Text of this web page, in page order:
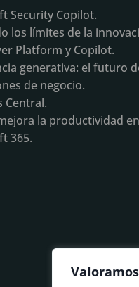
Security Copilot.
los límites de la
Platform y Copilot.
generativa: el futuro
de negocio.
Central.
la productividad en
365.